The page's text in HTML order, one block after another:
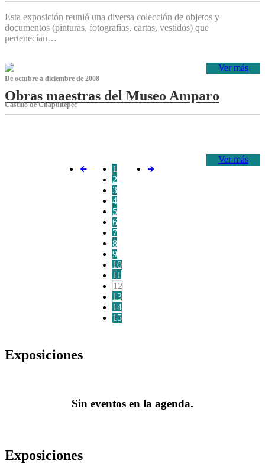
Esta exposición reunió una diversa colección de objetos y
documentos (pinturas, fotografías, cartas, vestidos) que
pertenecían…
Ver más
De octubre a diciembre de 2008
Obras maestras del Museo Amparo
Castillo de Chapultepec
Ver más
1
2
3
4
5
6
7
8
9
10
11
12
13
14
15
Exposiciones
Sin eventos en la agenda.
Exposiciones